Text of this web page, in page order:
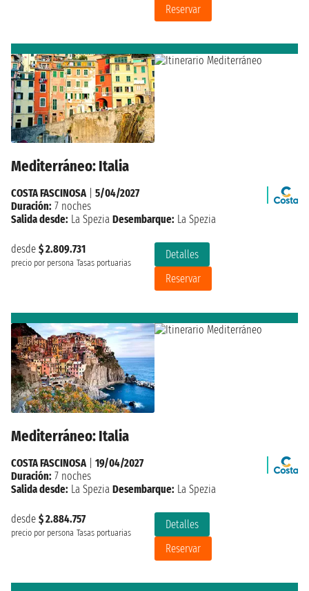
Reservar
Mediterráneo: Italia
desde $ 2.809.731
precio por persona Tasas portuarias
Detalles
Reservar
COSTA FASCINOSA| 5/04/2027
Duración: 7 noches
Salida desde: La Spezia Desembarque: La Spezia
Mediterráneo: Italia
desde $ 2.884.757
precio por persona Tasas portuarias
Detalles
Reservar
COSTA FASCINOSA
19/04/2027
Duración: 7 noches
Salida desde: La Spezia Desembarque: La Spezia